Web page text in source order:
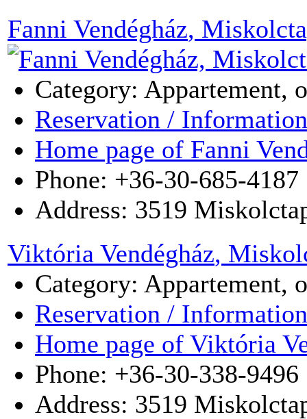
Fanni Vendégház,
Category: Appartement,
Reservation / Information
Home page of Fanni
Phone: +36-30-685-4187
Address: 3519
Viktória Vendégház,
Category: Appartement,
Reservation / Information
Home page of Viktória
Phone: +36-30-338-9496
Address: 3519